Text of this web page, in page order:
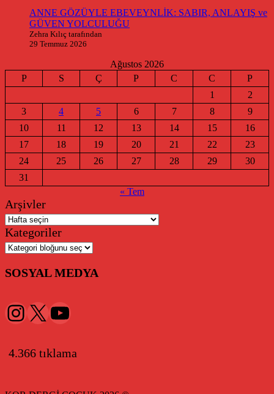
ANNE GÖZÜYLE EBEVEYNLİK: SABIR, ANLAYIŞ ve
GÜVEN YOLCULUĞU
Zehra Kılıç tarafından
29 Temmuz 2026
Ağustos 2026
P
S Ç P C C
P
1
2
3
4 5 6 7 8
9
10
11 12 13 14 15
16
17
18 19 20 21 22
23
24
25 26 27 28 29
30
31
« Tem
Arşivler
Kategoriler
SOSYAL MEDYA
Instagram
X YouTube
4.366 tıklama